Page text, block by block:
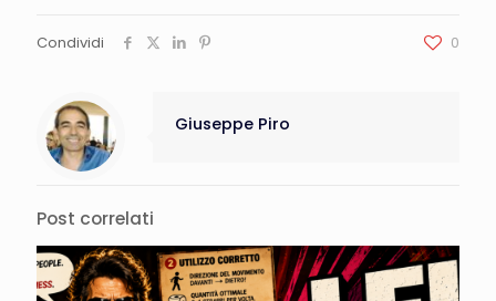
Condividi 0
Giuseppe Piro
Post correlati